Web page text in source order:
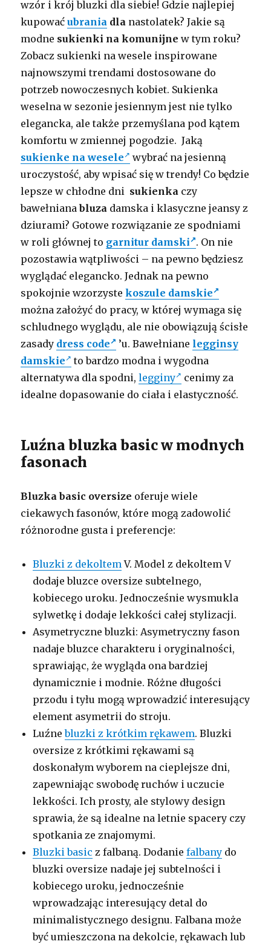
wzór i krój bluzki dla siebie! Gdzie najlepiej
kupowaćubrania dla nastolatek? Jakie są
modne sukienki na komunijnew tym roku?
Zobacz sukienki na wesele inspirowane
najnowszymi trendami dostosowane do
potrzeb nowoczesnych kobiet. Sukienka
weselna w sezonie jesiennym jest nie tylko
elegancka, ale także przemyślana pod kątem
komfortu w zmiennej pogodzie. Jaką
sukienke na wesele
wybrać na jesienną
uroczystość, aby wpisać się w trendy! Co będzie
lepsze w chłodne dni sukienka czy
bawełnianabluza damska i klasyczne jeansy z
dziurami? Gotowe rozwiązanie ze spodniami
w roli głównej to garnitur damski . On nie
pozostawia wątpliwości – na pewno będziesz
wyglądać elegancko. Jednak na pewno
spokojnie wzorzystekoszule damskie
można założyć do pracy, w której wymaga się
schludnego wyglądu, ale nie obowiązują ścisłe
zasady dress code ’u. Bawełniane legginsy
damskie
to bardzo modna i wygodna
alternatywa dla spodni,legginy
cenimy za
idealne dopasowanie do ciała i elastyczność.
Luźna bluzka basic w modnych
fasonach
Bluzka basic oversize oferuje wiele
ciekawych fasonów, które mogą zadowolić
różnorodne gusta i preferencje:
Bluzki z dekoltemV. Model z dekoltem V
dodaje bluzce oversize subtelnego,
kobiecego uroku. Jednocześnie wysmukla
sylwetkę i dodaje lekkości całej stylizacji.
Asymetryczne bluzki: Asymetryczny fason
nadaje bluzce charakteru i oryginalności,
sprawiając, że wygląda ona bardziej
dynamicznie i modnie. Różne długości
przodu i tyłu mogą wprowadzić interesujący
element asymetrii do stroju.
Luźnebluzki z krótkim rękawem. Bluzki
oversize z krótkimi rękawami są
doskonałym wyborem na cieplejsze dni,
zapewniając swobodę ruchów i uczucie
lekkości. Ich prosty, ale stylowy design
sprawia, że są idealne na letnie spacery czy
spotkania ze znajomymi.
Bluzki basic z falbaną. Dodaniefalbany do
bluzki oversize nadaje jej subtelności i
kobiecego uroku, jednocześnie
wprowadzając interesujący detal do
minimalistycznego designu. Falbana może
być umieszczona na dekolcie, rękawach lub